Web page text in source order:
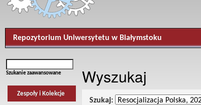
Repozytorium Uniwersytetu w Białymstoku
Szukanie zaawansowane
Zespoły i Kolekcje
Wyszukaj
Szukaj: